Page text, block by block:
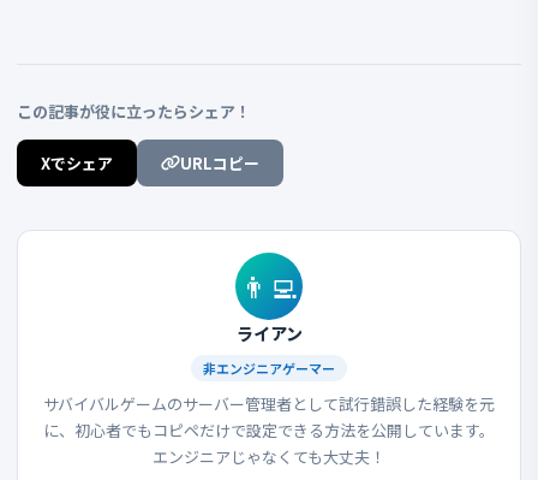
この記事が役に立ったらシェア！
Xでシェア URLコピー
👨‍💻
ライアン
非エンジニアゲーマー
サバイバルゲームのサーバー管理者として試行錯誤した経験を元
に、初心者でもコピペだけで設定できる方法を公開しています。
エンジニアじゃなくても大丈夫！